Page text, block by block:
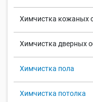
Химчистка кожаных
Химчистка дверных
Химчистка пола
Химчистка потолка